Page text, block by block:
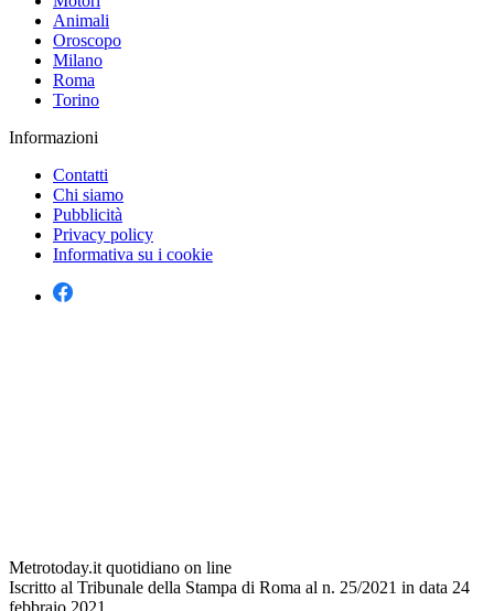
Animali
Oroscopo
Milano
Roma
Torino
Informazioni
Contatti
Chi siamo
Pubblicità
Privacy policy
Informativa su i cookie
Metrotoday.it quotidiano on line
Iscritto al Tribunale della Stampa di Roma al n. 25/2021 in data 24
febbraio 2021